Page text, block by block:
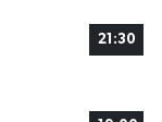
21:30